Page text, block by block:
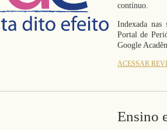
contínuo.
Indexada nas
Portal de
Google
ACESSAR
Ensino